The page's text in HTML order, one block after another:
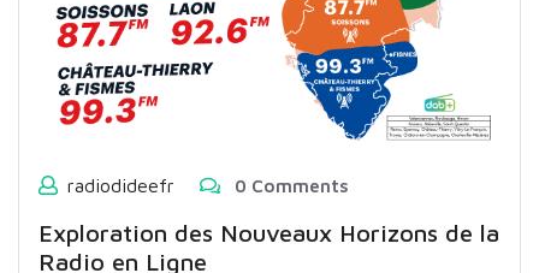
radiodideefr 0 Comments
Exploration des Nouveaux Horizons de la
Radio en Ligne